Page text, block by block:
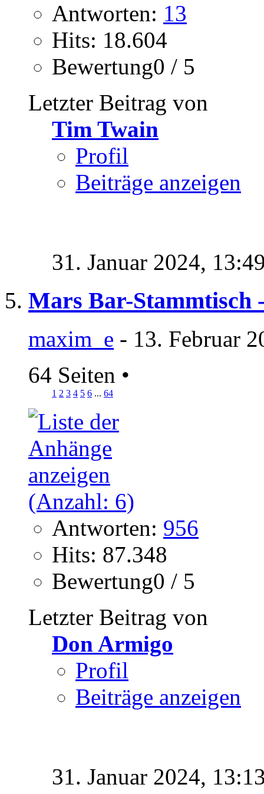
Antworten: 13
Hits: 18.604
Bewertung0 / 5
Letzter Beitrag von
Tim Twain
Profil
Beiträge anzeigen
31. Januar 2024,
Mars Bar-Stammtisch
maxim_e - 13. Februar
64 Seiten •
1 2 3 4 5 6 ... 64
Antworten: 956
Hits: 87.348
Bewertung0 / 5
Letzter Beitrag von
Don Armigo
Profil
Beiträge anzeigen
31. Januar 2024,